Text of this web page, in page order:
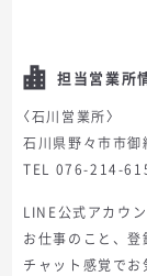
担当営業所
〈石川営業所〉
石川県野々市市
TEL 076-214-
LINE公式アカウ
お仕事のこと、登
チャット感覚でお